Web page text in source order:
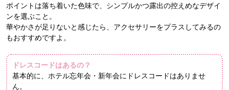
ポイントは落ち着いた色味で、シンプルかつ露出の控えめなデザイ
ンを選ぶこと。
華やかさが足りないと感じたら、アクセサリーをプラスしてみるの
もおすすめですよ。
ドレスコードはあるの？
基本的に、ホテル忘年会・新年会にドレスコードはありませ
ん。